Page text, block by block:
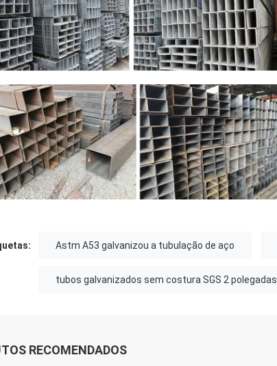
Astm A53 galvanizou a tubulação de aço
tubos galvanizados sem costura SGS 2 polegadas
RECOMENDADOS